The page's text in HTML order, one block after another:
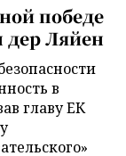
победе
дер Ляйен
в
главу ЕК